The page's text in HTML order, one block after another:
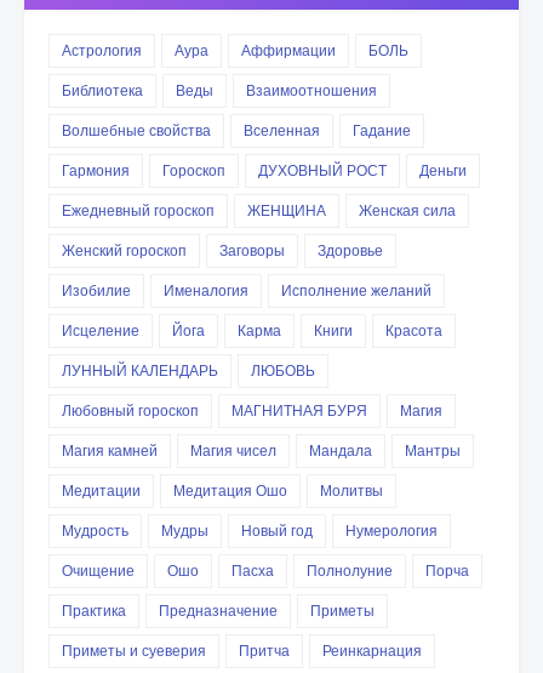
Астрология Аура Аффирмации
БОЛЬ
Библиотека
Веды
Взаимоотношения
Волшебные свойства
Вселенная
Гадание
Гармония
Гороскоп ДУХОВНЫЙ РОСТ
Деньги
Ежедневный гороскоп
ЖЕНЩИНА
Женская сила
Женский гороскоп
Заговоры
Здоровье
Изобилие
Именалогия
Исполнение желаний
Исцеление
Йога Карма Книги
Красота
ЛУННЫЙ КАЛЕНДАРЬ
ЛЮБОВЬ
Любовный гороскоп
МАГНИТНАЯ БУРЯ
Магия
Магия камней
Магия чисел Мандала
Мантры
Медитации
Медитация Ошо
Молитвы
Мудрость
Мудры Новый год
Нумерология
Очищение
Ошо Пасха Полнолуние
Порча
Практика
Предназначение
Приметы
Приметы и суеверия
Притча
Реинкарнация